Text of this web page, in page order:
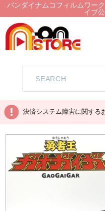
バンダイナムコフィルムワー
イブ
決済システム障害に関する